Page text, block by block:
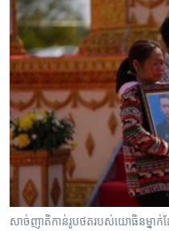
សាច់ញាតិ​កាន់​រូបថត​របស់​យោធិន​ម្នាក់​ដ